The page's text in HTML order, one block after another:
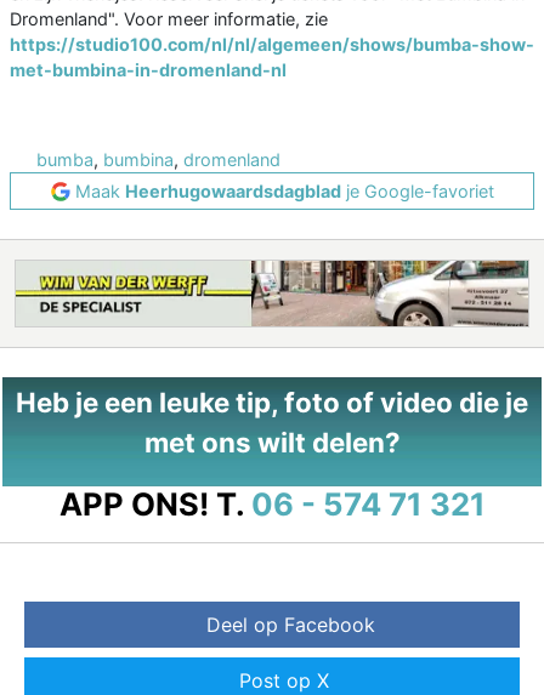
Dromenland". Voor meer informatie, zie
https://studio100.com/nl/nl/algemeen/shows/bumba-show-
met-bumbina-in-dromenland-nl
bumba, bumbina, dromenland
Maak Heerhugowaardsdagbladje Google-favoriet
Heb je een leuke tip, foto of video die je
met ons wilt delen?
APP ONS! T. 06 - 574 71 321
Deel op Facebook
Post op X